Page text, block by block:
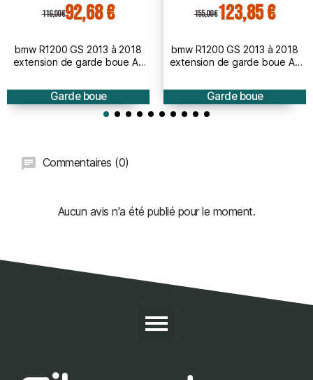
116,00 €92,68 €
bmw R1200 GS 2013 à 2018
extension de garde boue AV
Garde boue
155,00 €123,85 €
bmw R1200 GS 2013 à 2018
extension de garde boue AV
Garde boue
Commentaires (0)
Aucun avis n'a été publié pour le moment.